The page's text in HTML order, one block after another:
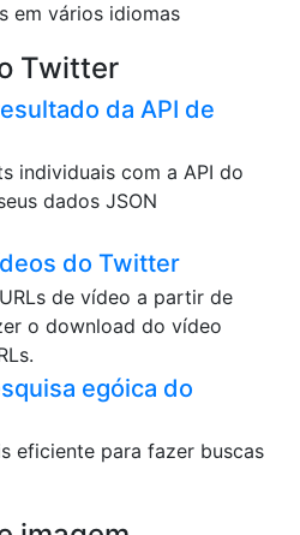
em vários idiomas
Twitter
da API de
individuais com a API do
dados JSON
do Twitter
de vídeo a partir de
o download do vídeo
egóica do
eficiente para fazer buscas